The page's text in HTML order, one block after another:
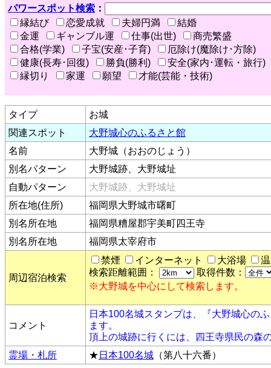
パワースポット検索 ：
縁結び
恋愛成就 夫婦円満
結婚
金運
ギャンブル運 仕事(出世)
商売繁盛
合格(学業)
子宝(安産･子育)
厄除け(魔除け･方除)
健康(長寿･回復)
勝負(勝利)
安全(家内･運転・旅行)
縁切り
家運 願望 才能(芸能・技術)
タイプ
お城
関連スポット
大野城心のふるさと館
名前
大野城（おおのじょう）
別名パターン
大野城跡、大野城址
自動パターン
大野城跡、大野城址
所在地(住所)
福岡県大野城市曙町
別名所在地
福岡県糟屋郡宇美町四王寺
別名所在地
福岡県太宰府市
周辺宿泊検索
禁煙 インターネット 大浴場
検索距離範囲：
取得件数：
※大野城を中心にして検索します。
コメント
日本100名城スタンプは、『大野城心の
ます。
頂上の城跡に行くには、四王寺県民の森
霊場・札所
★ 日本100名城 （第八十六番）